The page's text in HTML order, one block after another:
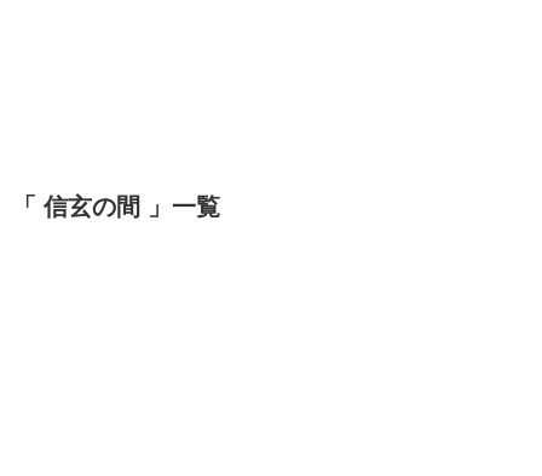
「 信玄の間 」一覧